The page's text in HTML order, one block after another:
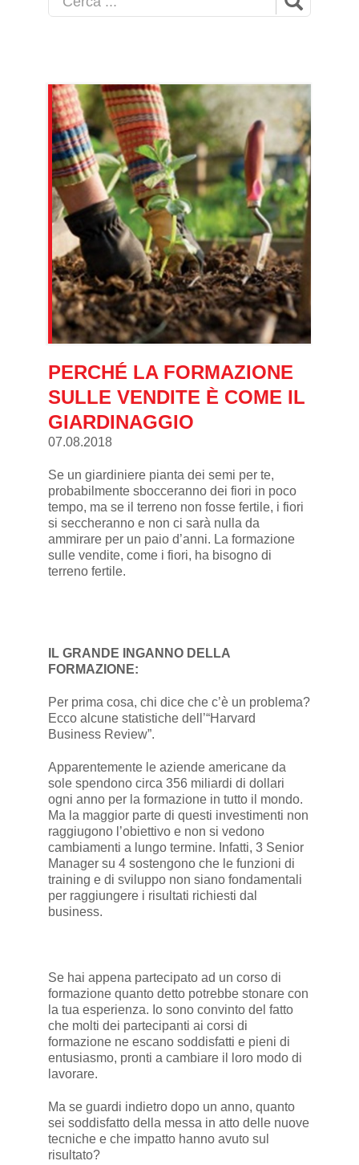
PERCHÉ LA FORMAZIONE
SULLE VENDITE È COME IL
GIARDINAGGIO
07.08.2018
Se un giardiniere pianta dei semi per te,
probabilmente sbocceranno dei fiori in poco
tempo, ma se il terreno non fosse fertile, i fiori
si seccheranno e non ci sarà nulla da
ammirare per un paio d’anni. La formazione
sulle vendite, come i fiori, ha bisogno di
terreno fertile.
IL GRANDE INGANNO DELLA
FORMAZIONE:
Per prima cosa, chi dice che c’è un problema?
Ecco alcune statistiche dell’“Harvard
Business Review”.
Apparentemente le aziende americane da
sole spendono circa 356 miliardi di dollari
ogni anno per la formazione in tutto il mondo.
Ma la maggior parte di questi investimenti non
raggiugono l’obiettivo e non si vedono
cambiamenti a lungo termine. Infatti, 3 Senior
Manager su 4 sostengono che le funzioni di
training e di sviluppo non siano fondamentali
per raggiungere i risultati richiesti dal
business.
Se hai appena partecipato ad un corso di
formazione quanto detto potrebbe stonare con
la tua esperienza. Io sono convinto del fatto
che molti dei partecipanti ai corsi di
formazione ne escano soddisfatti e pieni di
entusiasmo, pronti a cambiare il loro modo di
lavorare.
Ma se guardi indietro dopo un anno, quanto
sei soddisfatto della messa in atto delle nuove
tecniche e che impatto hanno avuto sul
risultato?